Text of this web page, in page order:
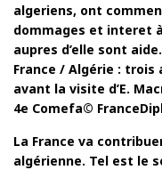
algeriens, ont
dommages et interet
aupres d’elle sont aide.
France / Algérie : trois
avant la visite d’E.
4e Comefa©
La France va
algérienne. Tel est le